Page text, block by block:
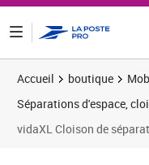
Accueil boutique
Séparations d'espace,
vidaXL Cloison de